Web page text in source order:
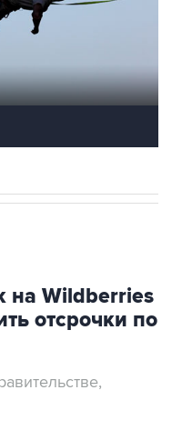
на Wildberries
отсрочки по